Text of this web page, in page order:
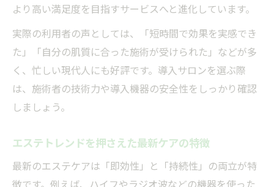
より高い満足度を目指すサービスへと進化しています。
実際の利用者の声としては、「短時間で効果を実感でき
た」「自分の肌質に合った施術が受けられた」などが多
く、忙しい現代人にも好評です。導入サロンを選ぶ際
は、施術者の技術力や導入機器の安全性をしっかり確認
しましょう。
エステトレンドを押さえた最新ケアの特徴
最新のエステケアは「即効性」と「持続性」の両立が特
徴です。例えば、ハイフやラジオ波などの機器を使った